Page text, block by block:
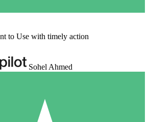
to Use with timely action
Sohel Ahmed